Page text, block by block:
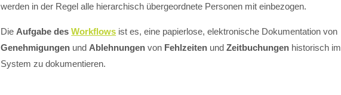
werden in der Regel alle hierarchisch übergeordnete Personen mit einbezogen.
Die Aufgabe desWorkflows ist es, eine papierlose, elektronische Dokumentation von
Genehmigungen und Ablehnungen von Fehlzeiten undZeitbuchungen historisch im
System zu dokumentieren.